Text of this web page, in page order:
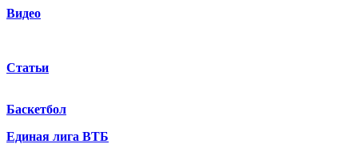
Видео
Статьи
Баскетбол
Единая лига ВТБ